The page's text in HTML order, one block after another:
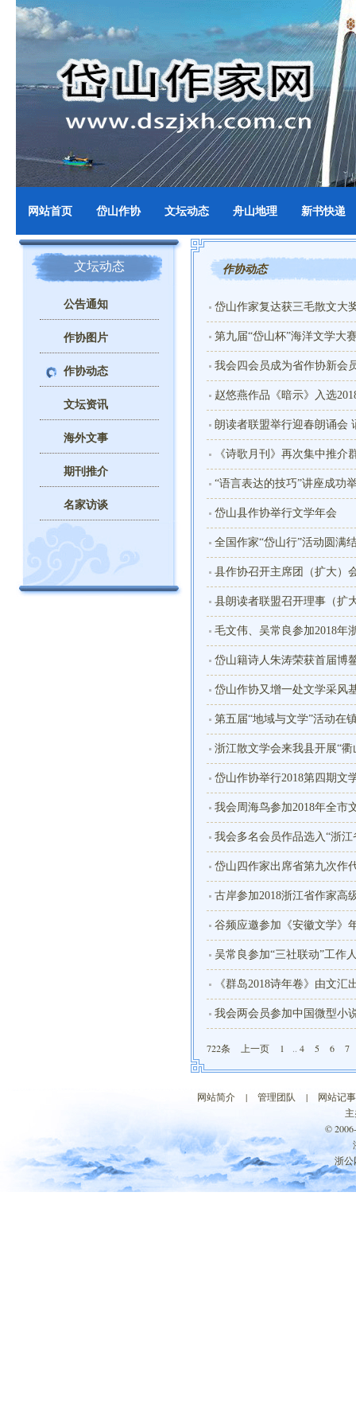
网站首页 岱山作协 文坛动态 舟山地理 新书快递
作协动态
岱山作家复达获三毛散文大
第九届“岱山杯”海洋文学大
我会四会员成为省作协新会
赵悠燕作品《暗示》入选
朗读者联盟举行迎春朗诵会
《诗歌月刊》再次集中推介
“语言表达的技巧”讲座成功
岱山县作协举行文学年会
全国作家“岱山行”活动圆满
县作协召开主席团（扩大）
县朗读者联盟召开理事（扩
毛文伟、吴常良参加2018年
岱山籍诗人朱涛荣获首届博
岱山作协又增一处文学采风
第五届“地域与文学”活动在
浙江散文学会来我县开展“衢
岱山作协举行2018第四期文
我会周海鸟参加2018年全市
我会多名会员作品选入“浙
岱山四作家出席省第九次作
古岸参加2018浙江省作家高
谷频应邀参加《安徽文学》
吴常良参加“三社联动”工作
《群岛2018诗年卷》由文汇
我会两会员参加中国微型小
722条 上一页 1 .. 4 5 6 7
文坛动态
公告通知
作协图片
作协动态
文坛资讯
海外文事
期刊推介
名家访谈
网站简介 | 管理团队 |
网站记事
©
浙公